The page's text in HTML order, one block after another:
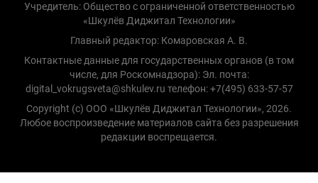
Учредитель: Общество с ограниченной ответственностью
«Шкулёв Диджитал Технологии»
Главный редактор: Комаровская А. В.
Контактные данные для государственных органов (в том
числе, для Роскомнадзора): Эл. почта:
digital_vokrugsveta@shkulev.ru телефон: +7(495) 633-57-57
Copyright (с) ООО «Шкулёв Диджитал Технологии», 2026.
Любое воспроизведение материалов сайта без разрешения
редакции воспрещается.